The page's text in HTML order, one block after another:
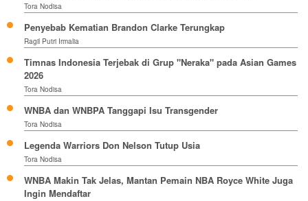
Tora Nodisa
Penyebab Kematian Brandon Clarke Terungkap
Ragil Putri Irmalia
Timnas Indonesia Terjebak di Grup "Neraka" pada Asian Games
2026
Tora Nodisa
WNBA dan WNBPA Tanggapi Isu Transgender
Tora Nodisa
Legenda Warriors Don Nelson Tutup Usia
Tora Nodisa
WNBA Makin Tak Jelas, Mantan Pemain NBA Royce White Juga
Ingin Mendaftar